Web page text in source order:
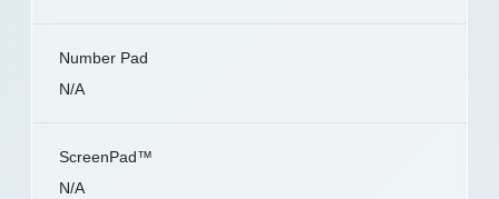
Number Pad
N/A
ScreenPad™
N/A